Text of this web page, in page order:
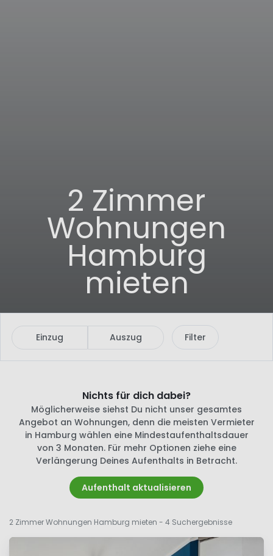
2 Zimmer
Wohnungen
Hamburg
mieten
Einzug Auszug Filter
Nichts für dich dabei?
Möglicherweise siehst Du nicht unser gesamtes
Angebot an Wohnungen, denn die meisten Vermieter
in Hamburg wählen eine Mindestaufenthaltsdauer
von 3 Monaten. Für mehr Optionen ziehe eine
Verlängerung Deines Aufenthalts in Betracht.
Aufenthalt aktualisieren
2 Zimmer Wohnungen Hamburg mieten - 4 Suchergebnisse